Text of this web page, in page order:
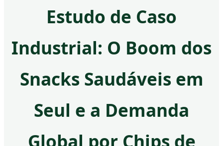
Estudo de Caso
Industrial: O Boom dos
Snacks Saudáveis em
Seul e a Demanda
Global por Chips de